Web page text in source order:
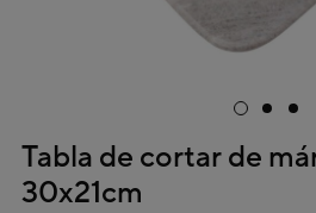
Tabla de cortar de
30x21cm